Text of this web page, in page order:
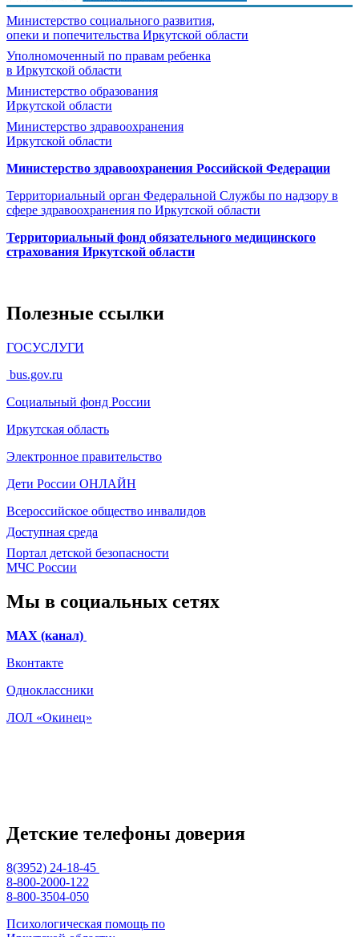
Министерство социального развития,
опеки и попечительства Иркутской области
Уполномоченный по правам ребенка
в Иркутской области
Министерство образования
Иркутской области
Министерство здравоохранения
Иркутской области
Министерство здравоохранения Росcийской Федерации
Территориальный орган Федеральной Службы по надзору в
сфере здравоохранения по Иркутской области
Территориальный фонд обязательного медицинского
страхования Иркутской области
Полезные ссылки
ГОСУСЛУГИ
bus.gov.ru
Социальный фонд России
Иркутская область
Электронное правительство
Дети России ОНЛАЙН
Всероссийское общество инвалидов
Доступная среда
Портал детской безопасности
МЧС России
Мы в социальных сетях
МАХ (канал)
Вконтакте
Одноклассники
ЛОЛ «Окинец»
Детские телефоны доверия
8(3952) 24-18-45
8-800-2000-122
8-800-3504-050
Психологическая помощь по